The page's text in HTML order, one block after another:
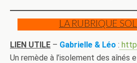
LA RUBRIQUE
LIEN UTILE – Gabrielle & Léo :
Un remède à l’isolement des aînés